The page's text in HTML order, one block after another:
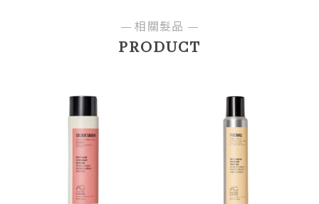
PRODUCT
相關髮品